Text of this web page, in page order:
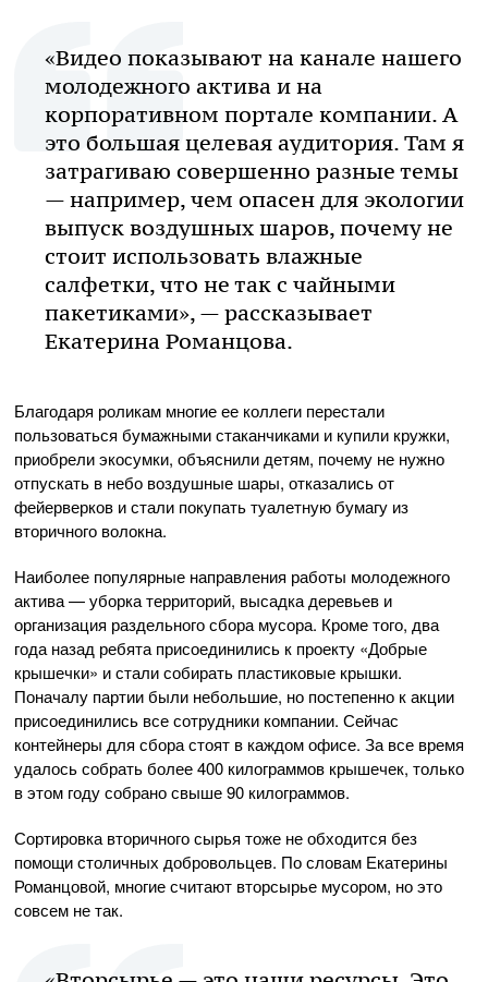
«Видео показывают на канале нашего
молодежного актива и на
корпоративном портале компании. А
это большая целевая аудитория. Там я
затрагиваю совершенно разные темы
— например, чем опасен для экологии
выпуск воздушных шаров, почему не
стоит использовать влажные
салфетки, что не так с чайными
пакетиками», — рассказывает
Екатерина Романцова.
Благодаря роликам многие ее коллеги перестали
пользоваться бумажными стаканчиками и купили кружки,
приобрели экосумки, объяснили детям, почему не нужно
отпускать в небо воздушные шары, отказались от
фейерверков и стали покупать туалетную бумагу из
вторичного волокна.
Наиболее популярные направления работы молодежного
актива — уборка территорий, высадка деревьев и
организация раздельного сбора мусора. Кроме того, два
года назад ребята присоединились к проекту «Добрые
крышечки» и стали собирать пластиковые крышки.
Поначалу партии были небольшие, но постепенно к акции
присоединились все сотрудники компании. Сейчас
контейнеры для сбора стоят в каждом офисе. За все время
удалось собрать более 400 килограммов крышечек, только
в этом году собрано свыше 90 килограммов.
Сортировка вторичного сырья тоже не обходится без
помощи столичных добровольцев. По словам Екатерины
Романцовой, многие считают вторсырье мусором, но это
совсем не так.